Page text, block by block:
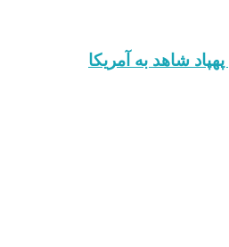
شاهد به آمریکا